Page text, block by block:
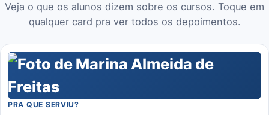
Veja o que os alunos dizem sobre os cursos. Toque em
qualquer card pra ver todos os depoimentos.
PRA QUE SERVIU?